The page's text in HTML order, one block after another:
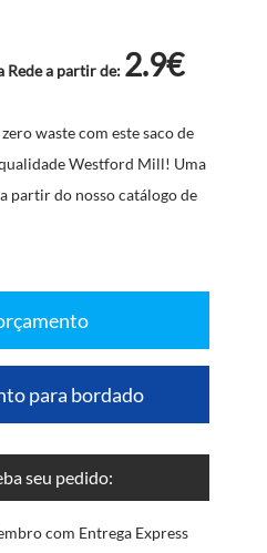
Rede a partir de: 2.9€
waste com este saco de
Westford Mill! Uma
partir do nosso catálogo de
para bordado
seu pedido:
com Entrega Express